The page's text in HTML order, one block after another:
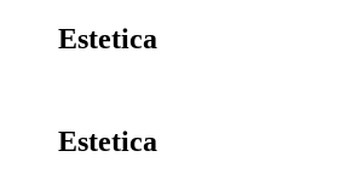
Estetica
Estetica